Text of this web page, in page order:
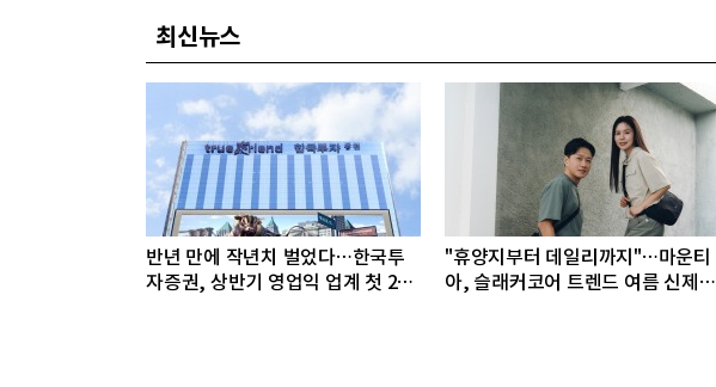
최신뉴스
반년 만에 작년치 벌었다…한국투
자증권, 상반기 영업익 업계 첫 2조
"휴양지부터 데일리까지"…마운티
아, 슬래커코어 트렌드 여름 신제품